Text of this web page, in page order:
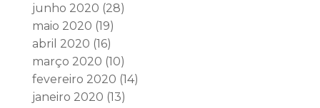
junho 2020 (28)
maio 2020 (19)
abril 2020 (16)
março 2020 (10)
fevereiro 2020 (14)
janeiro 2020 (13)